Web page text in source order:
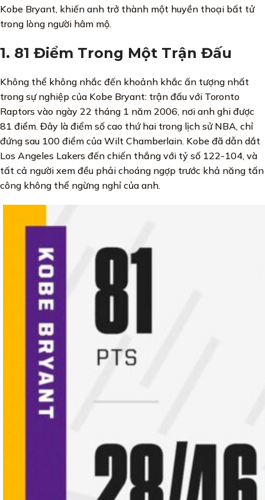
Kobe Bryant, khiến anh trở thành một huyền thoại bất tử
trong lòng người hâm mộ.
1. 81 Điểm Trong Một Trận Đấu
Không thể không nhắc đến khoảnh khắc ấn tượng nhất
trong sự nghiệp của Kobe Bryant: trận đấu với Toronto
Raptors vào ngày 22 tháng 1 năm 2006, nơi anh ghi được
81 điểm. Đây là điểm số cao thứ hai trong lịch sử NBA, chỉ
đứng sau 100 điểm của Wilt Chamberlain. Kobe đã dẫn dắt
Los Angeles Lakers đến chiến thắng với tỷ số 122-104, và
tất cả người xem đều phải choáng ngợp trước khả năng tấn
công không thể ngừng nghỉ của anh.